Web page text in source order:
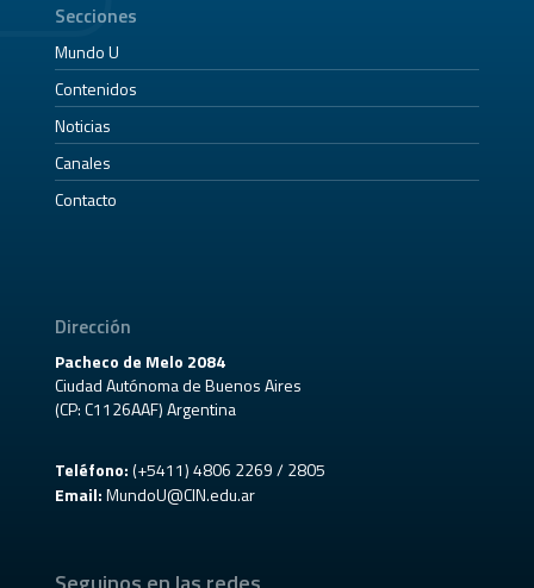
Secciones
Mundo U
Contenidos
Noticias
Canales
Contacto
Dirección
Pacheco de Melo 2084
Ciudad Autónoma de Buenos Aires
(CP: C1126AAF) Argentina
Teléfono:(+5411) 4806 2269 / 2805
Email: MundoU@CIN.edu.ar